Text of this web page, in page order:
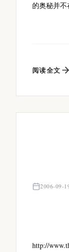
的奥秘并不
阅读全文
2006-09-
http://